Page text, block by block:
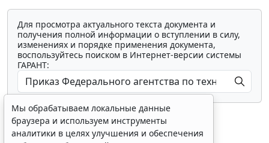
Для просмотра актуального текста документа и
получения полной информации о вступлении в силу,
изменениях и порядке применения документа,
воспользуйтесь поиском в Интернет-версии системы
ГАРАНТ:
Мы обрабатываем локальные данные
браузера и используем инструменты
аналитики в целях улучшения и обеспечения